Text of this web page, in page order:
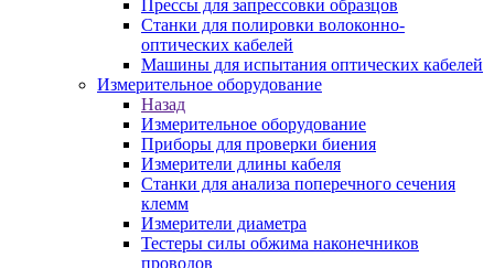
Прессы для запрессовки образцов
Станки для полировки волоконно-
оптических кабелей
Машины для испытания оптических кабелей
Измерительное оборудование
Назад
Измерительное оборудование
Приборы для проверки биения
Измерители длины кабеля
Станки для анализа поперечного сечения
клемм
Измерители диаметра
Тестеры силы обжима наконечников
проводов